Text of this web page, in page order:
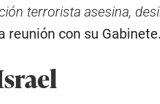
terrorista asesina,
reunión con su Gabinete.